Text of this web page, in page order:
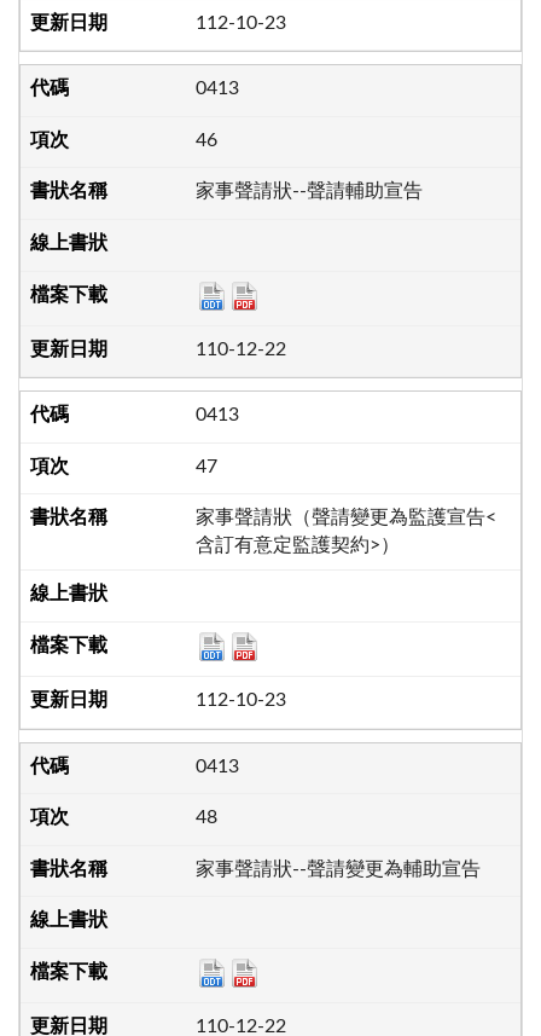
112-10-23
0413
46
家事聲請狀--聲請輔助宣告
110-12-22
0413
47
家事聲請狀（聲請變更為監護宣告<
含訂有意定監護契約>）
112-10-23
0413
48
家事聲請狀--聲請變更為輔助宣告
110-12-22